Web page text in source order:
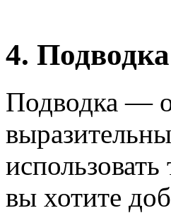
4.
Подводка —
вы хотите